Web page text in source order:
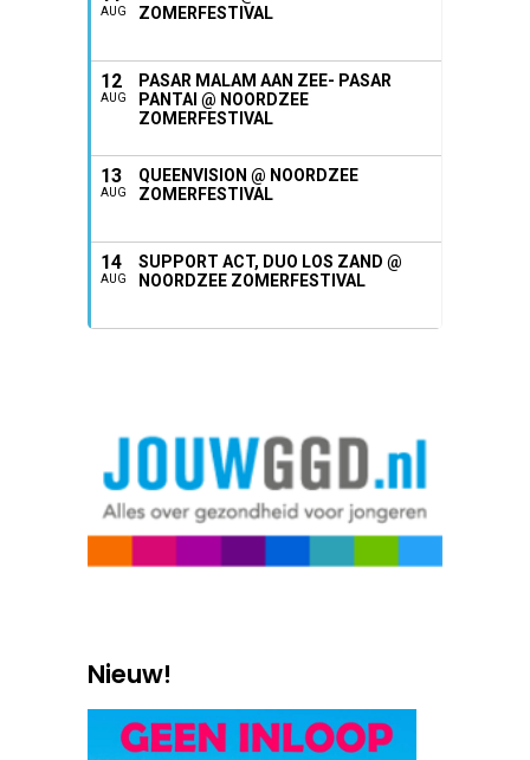
AUG
ZOMERFESTIVAL
12
AUG
PASAR MALAM AAN ZEE- PASAR
PANTAI @ NOORDZEE
ZOMERFESTIVAL
13
AUG
QUEENVISION @ NOORDZEE
ZOMERFESTIVAL
14
AUG
SUPPORT ACT, DUO LOS ZAND @
NOORDZEE ZOMERFESTIVAL
Nieuw!